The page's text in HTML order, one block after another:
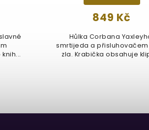
849 Kč
Hůlka Corbana
smrtijeda a přisluhovačem
zla. Krabička obsahuje